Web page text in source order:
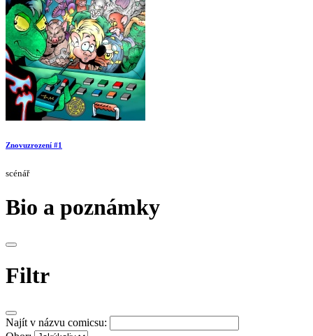
Znovuzrození #1
scénář
Bio a poznámky
Filtr
Najít v názvu comicsu: